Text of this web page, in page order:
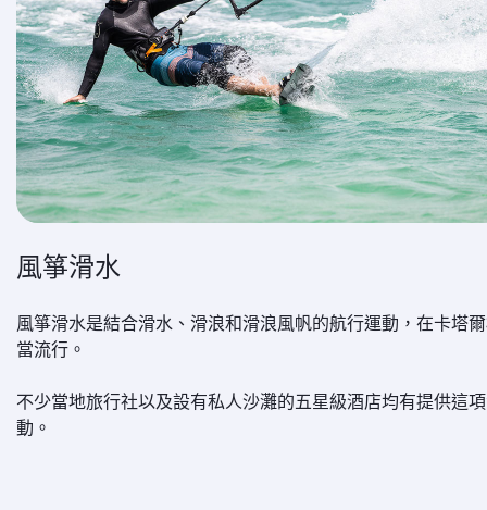
風箏滑水
風箏滑水是結合滑水、滑浪和滑浪風帆的航行運動，在卡塔
當流行。
不少當地旅行社以及設有私人沙灘的五星級酒店均有提供這
動。